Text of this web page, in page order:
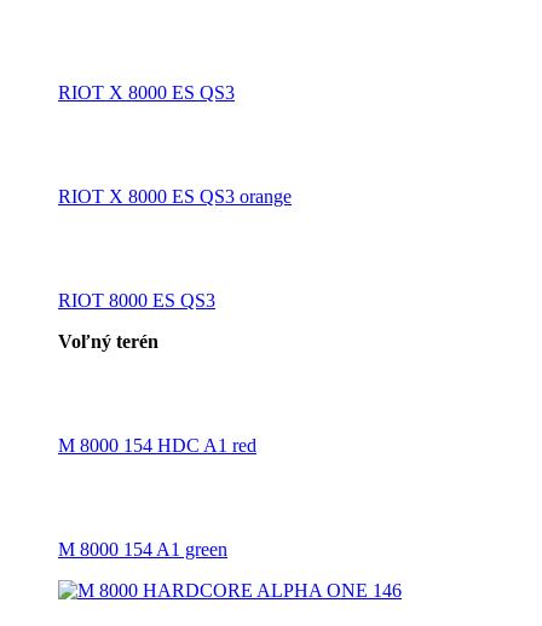
RIOT X 8000 ES QS3
RIOT X 8000 ES QS3 orange
RIOT 8000 ES QS3
Voľný terén
M 8000 154 HDC A1 red
M 8000 154 A1 green